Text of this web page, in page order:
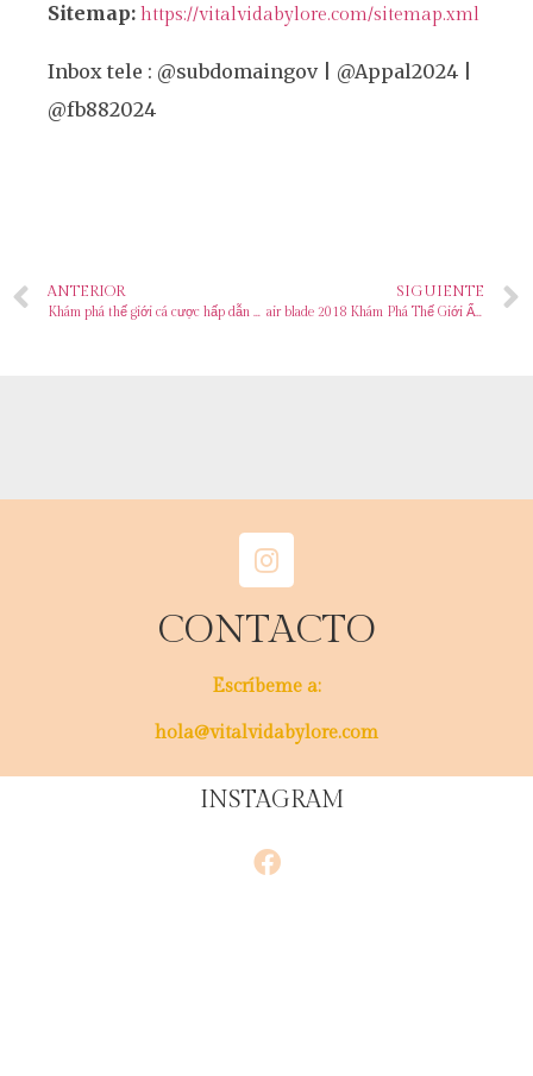
Sitemap: https://vitalvidabylore.com/sitemap.xml
Inbox tele : @subdomaingov | @Appal2024 |
@fb882024
ANTERIOR
Khám phá thế giới cá cược hấp dẫn cùng xe dap dien vinfast – Trải nghiệm đỉnh cao
SIGUIENTE
air blade 2018 Khám Phá Thế Giới Ẩn Sau Mã Số Bí Ẩn – Sự Thật Và Huyền Thoại
CONTACTO
Escríbeme a:
hola@vitalvidabylore.com
INSTAGRAM